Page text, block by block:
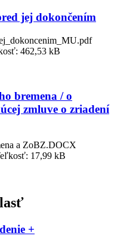
jej dokončením
462,53 kB
bremena / o
zmluve o zriadení
a ZoBZ.DOCX
17,99 kB
+